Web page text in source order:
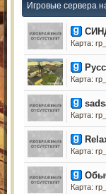
Игровые сервера
Карта:
Карта:
Карта:
Карта:
Карта: